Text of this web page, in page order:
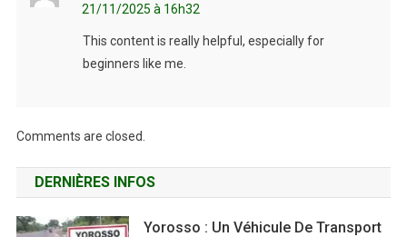
21/11/2025 à 16h32
This content is really helpful, especially for
beginners like me.
Comments are closed.
DERNIÈRES INFOS
Yorosso : Un Véhicule De Transport